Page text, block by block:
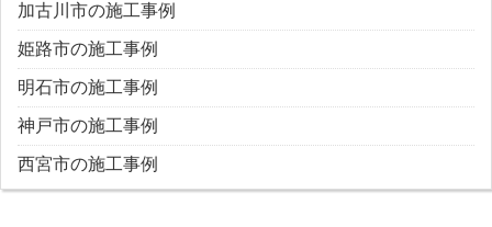
加古川市の施工事例
姫路市の施工事例
明石市の施工事例
神戸市の施工事例
西宮市の施工事例